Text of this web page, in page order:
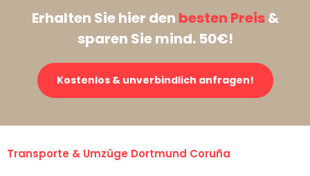
Erhalten Sie hier den besten Preis&
sparen Sie mind. 50€!
Kostenlos & unverbindlich anfragen!
Transporte & Umzüge Dortmund Coruña